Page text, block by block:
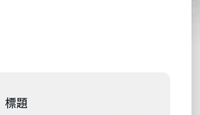
標題